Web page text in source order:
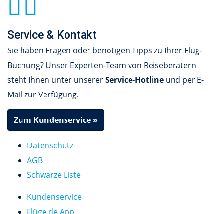
Service & Kontakt
Sie haben Fragen oder benötigen Tipps zu Ihrer Flug-
Buchung? Unser Experten-Team von Reiseberatern
steht Ihnen unter unsererService-Hotline und per E-
Mail zur Verfügung.
Zum Kundenservice »
Datenschutz
AGB
Schwarze Liste
Kundenservice
Flüge.de App